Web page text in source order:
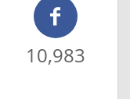
10,983